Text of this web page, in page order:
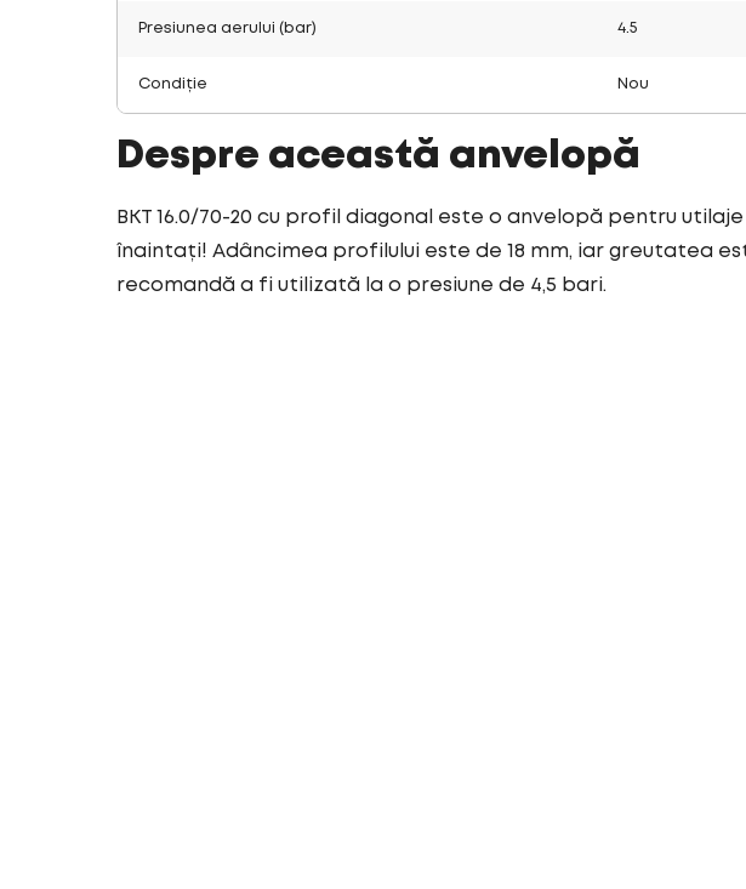
Presiunea aerului (bar) 4.5
Condiție Nou
Despre această anvelopă
BKT 16.0/70-20 cu profil diagonal este o anvelopă pentru
înaintați! Adâncimea profilului este de 18 mm, iar greutatea
recomandă a fi utilizată la o presiune de 4,5 bari.